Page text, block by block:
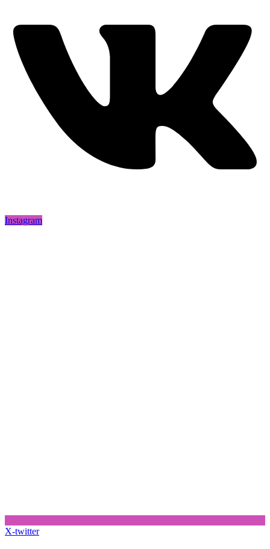
Instagram
X-twitter